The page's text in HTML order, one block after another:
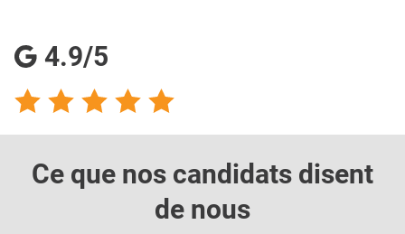
4.9/5
Ce que nos candidats disent
de nous